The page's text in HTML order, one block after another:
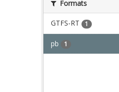
Formats
GTFS-RT 1
pb 1